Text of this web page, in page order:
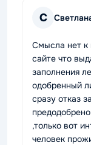
С
Смысла нет к
сайте что
заполнения
одобренный
сразу отказ
,только вот
человек